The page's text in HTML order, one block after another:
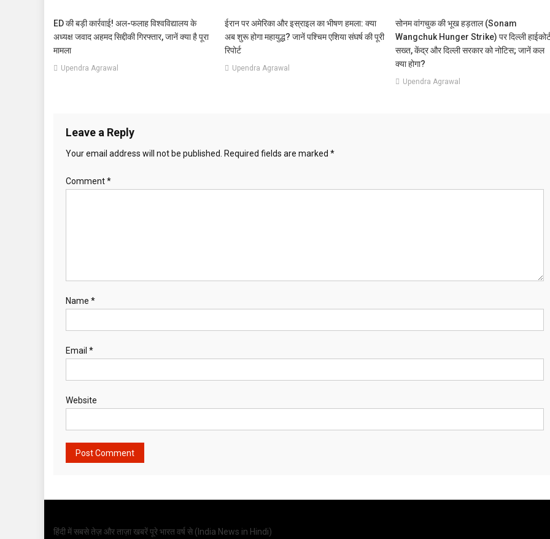
ED की बड़ी कार्रवाई! अल-फलाह विश्वविद्यालय के
अध्यक्ष जवाद अहमद सिद्दीकी गिरफ्तार, जानें क्या है पूरा
मामला
Upendra Agrawal
ईरान पर अमेरिका और इस्राइल का भीषण हमला: क्या
अब शुरू होगा महायुद्ध? जानें पश्चिम एशिया संघर्ष की पूरी
रिपोर्ट
Upendra Agrawal
सोनम वांगचुक की भूख हड़ताल (Sonam
Wangchuk Hunger Strike) पर दिल्ली
सख्त, केंद्र और दिल्ली सरकार को नोटिस; जानें कल
क्या होगा?
Upendra Agrawal
Leave a Reply
Your email address will not be published. Required fields are marked *
Comment*
Name *
Email *
Website
हिंदी में सबसे तेज़ और ताज़ा खबरें पूरे भारत वर्ष से ( India News in Hindi)